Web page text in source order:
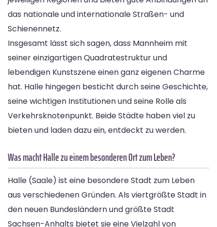
das nationale und internationale Straßen- und
Schienennetz.
Insgesamt lässt sich sagen, dass Mannheim mit
seiner einzigartigen Quadratestruktur und
lebendigen Kunstszene einen ganz eigenen Charme
hat. Halle hingegen besticht durch seine Geschichte,
seine wichtigen Institutionen und seine Rolle als
Verkehrsknotenpunkt. Beide Städte haben viel zu
bieten und laden dazu ein, entdeckt zu werden.
Was macht Halle zu einem besonderen Ort zum Leben?
Halle (Saale) ist eine besondere Stadt zum Leben
aus verschiedenen Gründen. Als viertgrößte Stadt in
den neuen Bundesländern und größte Stadt
Sachsen-Anhalts bietet sie eine Vielzahl von